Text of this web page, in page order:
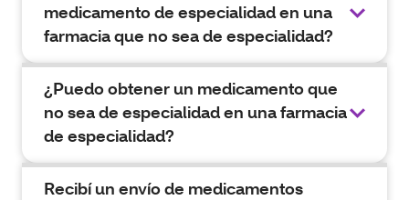
medicamento de especialidad en una
farmacia que no sea de especialidad?
¿Puedo obtener un medicamento que
no sea de especialidad en una farmacia
de especialidad?
Recibí un envío de medicamentos